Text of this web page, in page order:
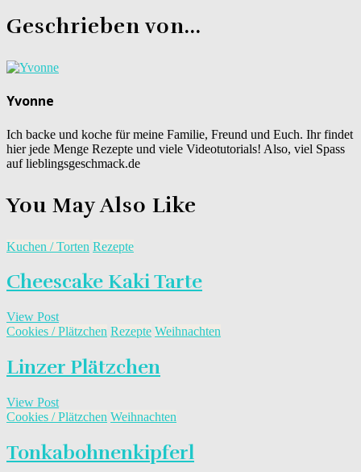
Geschrieben von...
Yvonne
Ich backe und koche für meine Familie, Freund und Euch. Ihr findet
hier jede Menge Rezepte und viele Videotutorials! Also, viel Spass
auf lieblingsgeschmack.de
You May Also Like
Kuchen / Torten Rezepte
Cheescake Kaki Tarte
View Post
Cookies / Plätzchen Rezepte Weihnachten
Linzer Plätzchen
View Post
Cookies / Plätzchen Weihnachten
Tonkabohnenkipferl